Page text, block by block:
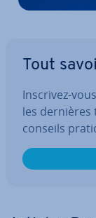
Tout
Inscrivez-
les dernières
conseils